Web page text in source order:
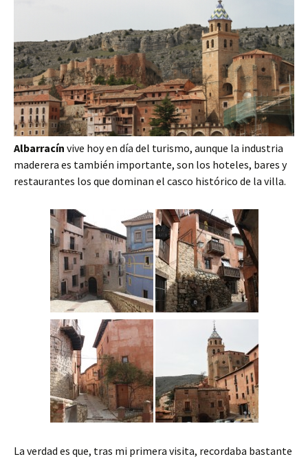
Albarracín vive hoy en día del turismo, aunque la industria
maderera es también importante, son los hoteles, bares y
restaurantes los que dominan el casco histórico de la villa.
La verdad es que, tras mi primera visita, recordaba bastante